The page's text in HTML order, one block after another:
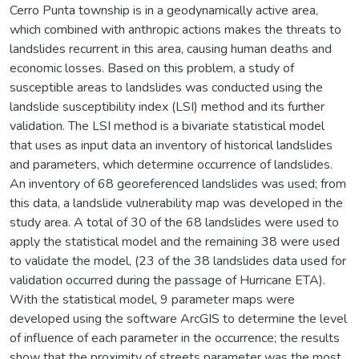
Cerro Punta township is in a geodynamically active area,
which combined with anthropic actions makes the threats to
landslides recurrent in this area, causing human deaths and
economic losses. Based on this problem, a study of
susceptible areas to landslides was conducted using the
landslide susceptibility index (LSI) method and its further
validation. The LSI method is a bivariate statistical model
that uses as input data an inventory of historical landslides
and parameters, which determine occurrence of landslides.
An inventory of 68 georeferenced landslides was used; from
this data, a landslide vulnerability map was developed in the
study area. A total of 30 of the 68 landslides were used to
apply the statistical model and the remaining 38 were used
to validate the model, (23 of the 38 landslides data used for
validation occurred during the passage of Hurricane ETA).
With the statistical model, 9 parameter maps were
developed using the software ArcGIS to determine the level
of influence of each parameter in the occurrence; the results